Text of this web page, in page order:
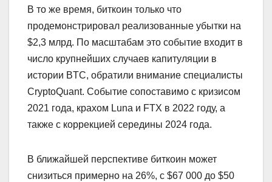
В то же время, биткоин только что
продемонстрировал реализованные убытки на
$2,3 млрд. По масштабам это событие входит в
число крупнейших случаев капитуляции в
истории BTC, обратили внимание специалисты
CryptoQuant. Событие сопоставимо с кризисом
2021 года, крахом Luna и FTX в 2022 году, а
также с коррекцией середины 2024 года.
В ближайшей перспективе биткоин может
снизиться примерно на 26%, с $67 000 до $50